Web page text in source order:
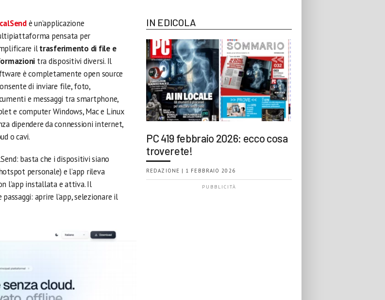
è un’applicazione
pensata per
iltrasferimento di file e
tra dispositivi diversi. Il
è completamente open source
di inviare file, foto,
e messaggi tra smartphone,
e computer Windows, Mac e Linux
dipendere da connessioni internet,
o cavi.
basta che i dispositivi siano
personale) e l’app rileva
l’app installata e attiva. Il
aprire l’app, selezionare il
IN EDICOLA
PC 419 febbraio 2026: ecco cosa
troverete!
REDAZIONE | 1 FEBBRAIO 2026